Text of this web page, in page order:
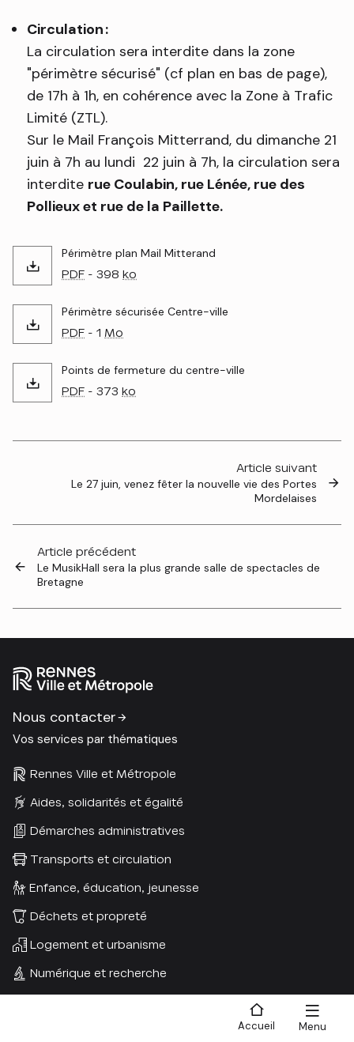
Accueil Recherche
Menu
Circulation :
La circulation sera interdite dans la zone
"périmètre sécurisé" (cf plan en bas de page),
de 17h à 1h, en cohérence avec la Zone à Trafic
Limité (ZTL).
Sur le Mail François Mitterrand, du dimanche 21
juin à 7h au lundi 22 juin à 7h, la circulation sera
interdite rue Coulabin, rue Lénée, rue des
Pollieux et rue de la Paillette.
Périmètre plan Mail Mitterand
PDF - 398 ko
Périmètre sécurisée Centre-ville
PDF - 1 Mo
Points de fermeture du centre-ville
PDF - 373 ko
Article précédent
Le MusikHall sera la plus grande salle de spectacles de
Bretagne
Article suivant
Le 27 juin, venez fêter la nouvelle vie des Portes
Mordelaises
Nous contacter
Vos services par thématiques
Rennes Ville et Métropole
Aides, solidarités et égalité
Démarches administratives
Transports et circulation
Enfance, éducation, jeunesse
Déchets et propreté
Logement et urbanisme
Numérique et recherche